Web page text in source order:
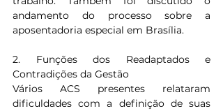
andamento do processo sobre a
aposentadoria especial em Brasília.
2. Funções dos Readaptados e
Contradições da Gestão
Vários ACS presentes relataram
dificuldades com a definição de suas